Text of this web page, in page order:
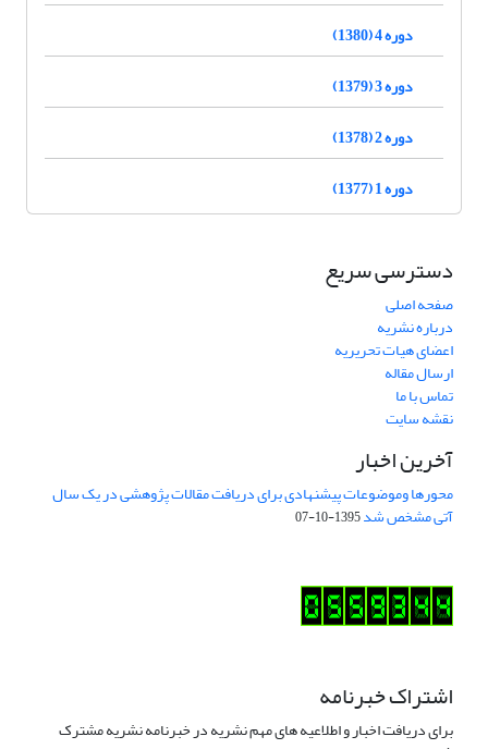
دوره 4 (1380)
دوره 3 (1379)
دوره 2 (1378)
دوره 1 (1377)
دسترسی سریع
صفحه اصلی
درباره نشریه
اعضای هیات تحریریه
ارسال مقاله
تماس با ما
نقشه سایت
آخرین اخبار
محورها وموضوعات پیشنهادی برای دریافت مقالات پژوهشی در یک سال
آتی مشخص شد1395-10-07
اشتراک خبرنامه
برای دریافت اخبار و اطلاعیه های مهم نشریه در خبرنامه نشریه مشترک